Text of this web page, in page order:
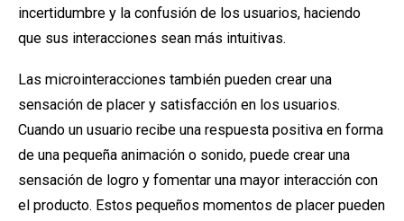
incertidumbre y la confusión de los usuarios, haciendo
que sus interacciones sean más intuitivas.
Las microinteracciones también pueden crear una
sensación de placer y satisfacción en los usuarios.
Cuando un usuario recibe una respuesta positiva en forma
de una pequeña animación o sonido, puede crear una
sensación de logro y fomentar una mayor interacción con
el producto. Estos pequeños momentos de placer pueden